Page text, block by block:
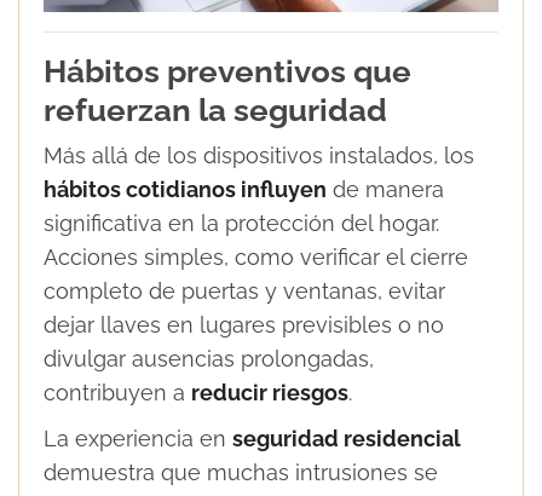
Hábitos preventivos que
refuerzan la seguridad
Más allá de los dispositivos instalados, los
hábitos cotidianos influyen de manera
significativa en la protección del hogar.
Acciones simples, como verificar el cierre
completo de puertas y ventanas, evitar
dejar llaves en lugares previsibles o no
divulgar ausencias prolongadas,
contribuyen a reducir riesgos.
La experiencia en seguridad residencial
demuestra que muchas intrusiones se